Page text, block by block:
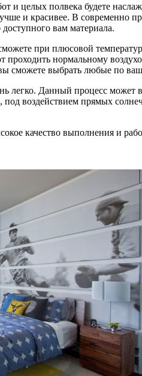
и целых полвека будете
и красивее. В современно
вам материала.
при плюсовой
нормальному
сможете выбрать любые по
легко. Данный процесс
воздействием прямых
качество выполнения и